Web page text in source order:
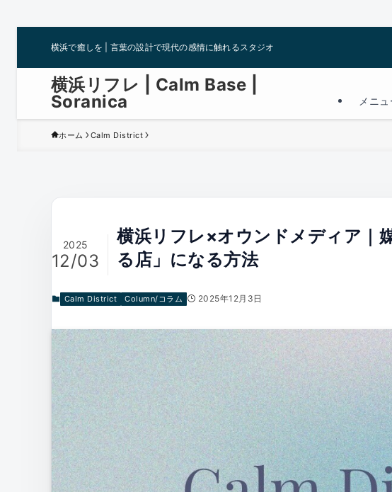
横浜で癒しを | 言葉の設計で現代の感情に触れるスタジオ
横浜リフレ | Calm Base |
Soranica
メニ
ホーム Calm District
横浜リフレ×オウンドメディア｜
る店」になる方法
2025
12/03
Calm District Column/コラム 2025年12月3日